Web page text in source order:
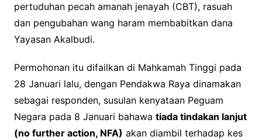
pertuduhan pecah amanah jenayah (CBT), rasuah
dan pengubahan wang haram membabitkan dana
Yayasan Akalbudi.
Permohonan itu difailkan di Mahkamah Tinggi pada
28 Januari lalu, dengan Pendakwa Raya dinamakan
sebagai responden, susulan kenyataan Peguam
Negara pada 8 Januari bahawa tiada tindakan lanjut
(no further action, NFA) akan diambil terhadap kes